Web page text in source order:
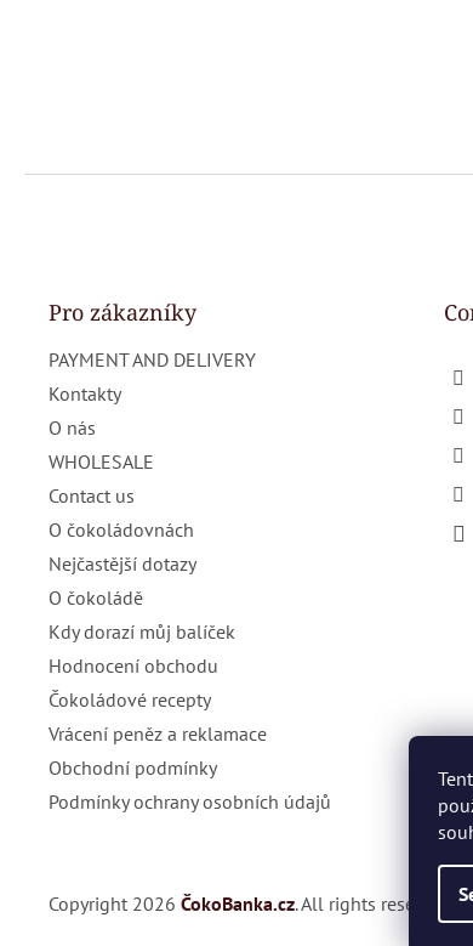
F
Pro zákazníky
PAYMENT AND DELIVERY
Kontakty
O nás
WHOLESALE
Contact us
O čokoládovnách
Nejčastější dotazy
O čokoládě
Kdy dorazí můj balíček
Hodnocení obchodu
Čokoládové recepty
Vrácení peněz a reklamace
Obchodní podmínky
Podmínky ochrany osobních údajů
Copyright 2026 ČokoBanka.cz. All rights reserved.